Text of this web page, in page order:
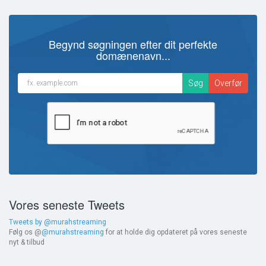
Begynd søgningen efter dit perfekte
domænenavn...
Vores seneste Tweets
Tweets by @murahstreaming
Følg os @@murahstreaming for at holde dig opdateret på vores seneste
nyt & tilbud